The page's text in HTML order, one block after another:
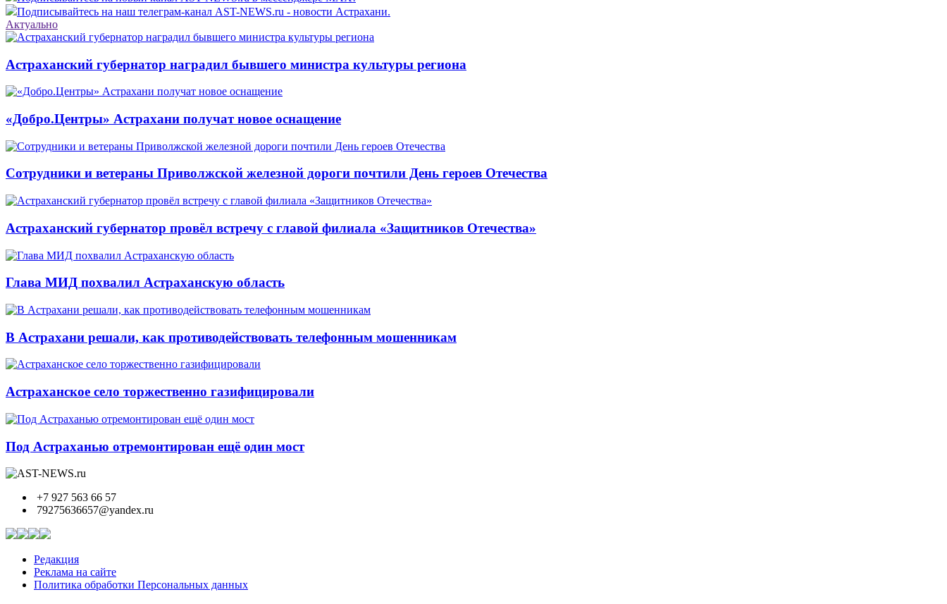
Подписывайтесь на наш телеграм-канал AST-NEWS.ru - новости Астрахани.
Актуально
Астраханский губернатор наградил бывшего министра культуры региона
«Добро.Центры» Астрахани получат новое оснащение
Сотрудники и ветераны Приволжской железной дороги почтили День героев Отечества
Астраханский губернатор провёл встречу с главой филиала «Защитников Отечества»
Глава МИД похвалил Астраханскую область
В Астрахани решали, как противодействовать телефонным мошенникам
Астраханское село торжественно газифицировали
Под Астраханью отремонтирован ещё один мост
+7 927 563 66 57
79275636657@yandex.ru
Редакция
Реклама на сайте
Политика обработки Персональных данных